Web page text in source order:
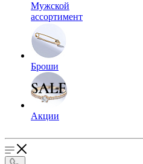
Мужской
ассортимент
Броши
Акции